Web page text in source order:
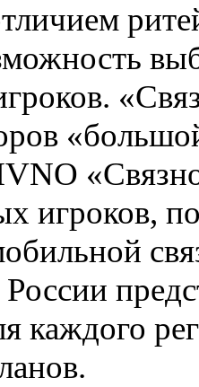
игроков,
России
каждого